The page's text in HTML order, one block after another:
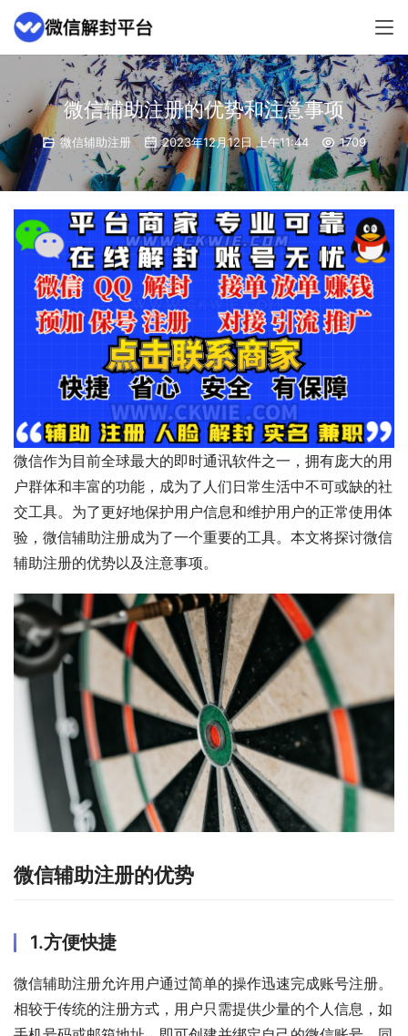
微信辅助注册的优势和注意事项
微信辅助注册 2023年12月12日 上午11:44 1709
微信作为目前全球最大的即时通讯软件之一，拥有庞大的用
户群体和丰富的功能，成为了人们日常生活中不可或缺的社
交工具。为了更好地保护用户信息和维护用户的正常使用体
验，微信辅助注册成为了一个重要的工具。本文将探讨微信
辅助注册的优势以及注意事项。
微信辅助注册的优势
1.方便快捷
微信辅助注册允许用户通过简单的操作迅速完成账号注册。
相较于传统的注册方式，用户只需提供少量的个人信息，如